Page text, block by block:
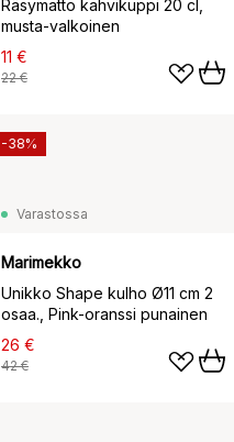
Räsymatto kahvikuppi 20 cl,
musta-valkoinen
11 €
22 €
Varastossa
Marimekko
Unikko Shape kulho Ø11 cm 2
osaa., Pink-oranssi punainen
26 €
42 €
-38%